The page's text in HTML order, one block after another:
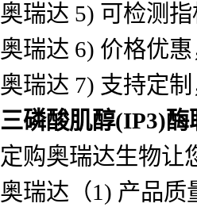
奥瑞达 5) 可检测
奥瑞达 6) 价格优
奥瑞达 7) 支持定
三磷酸肌醇(IP3)
定购奥瑞达生物让
奥瑞达（1) 产品质